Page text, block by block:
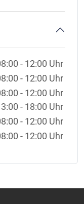
- 12:00 Uhr
- 12:00 Uhr
- 12:00 Uhr
- 18:00 Uhr
- 12:00 Uhr
- 12:00 Uhr